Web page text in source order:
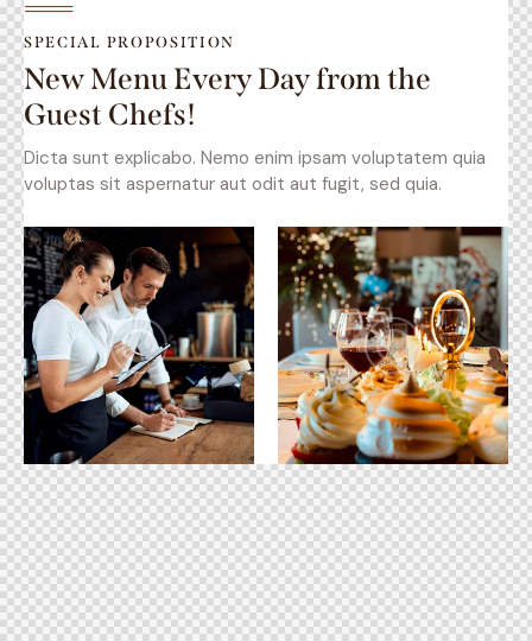
SPECIAL PROPOSITION
New Menu Every Day from the
Guest Chefs!
Dicta sunt explicabo. Nemo enim ipsam voluptatem quia
voluptas sit aspernatur aut odit aut fugit, sed quia.